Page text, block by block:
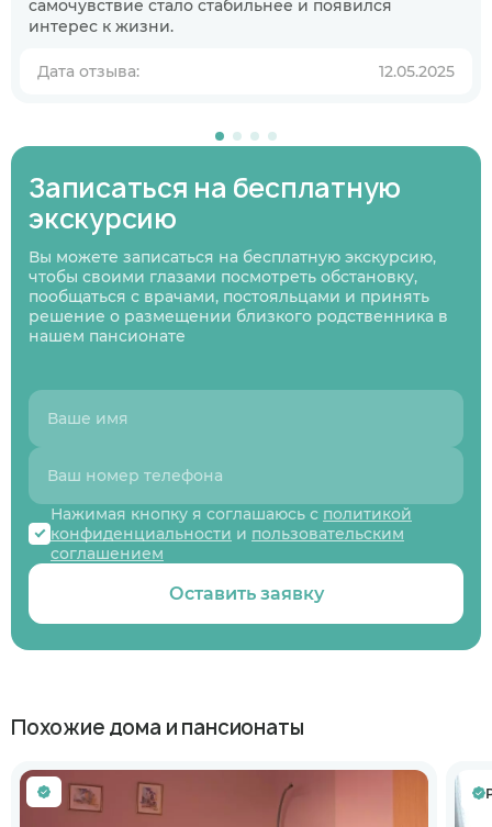
самочувствие стало стабильнее и появился
интерес к жизни.
Дата отзыва: 12.05.2025
Записаться на бесплатную
экскурсию
Вы можете записаться на бесплатную экскурсию,
чтобы своими глазами посмотреть обстановку,
пообщаться с врачами, постояльцами и принять
решение о размещении близкого родственника в
нашем пансионате
Нажимая кнопку я соглашаюсь с политикой
конфиденциальности и пользовательским
соглашением
Оставить заявку
Похожие дома и пансионаты
пансионате?
В ближайшее время
Предыдущий вопрос
Следующий вопрос
01/07
Нажимая кнопку я соглашаюсьс политикой
конфиденциальности и пользовательским
соглашением
Оставить заявку
конфиденциальностии пользовательским
соглашением
Нажимая кнопку я соглашаюсь
конфиденциальностии пользовательским
соглашением
Записаться
Нажимая кнопку я соглашаюсь
конфиденциальностии пользовательским
соглашением
Записаться